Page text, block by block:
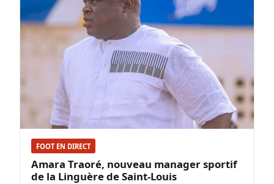
FOOT EN DIRECT
Amara Traoré, nouveau manager sportif
de la Linguère de Saint-Louis